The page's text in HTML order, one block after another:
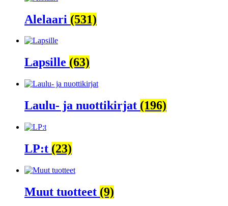
Alelaari (531)
Lapsille (63)
Laulu- ja nuottikirjat (196)
LP:t (23)
Muut tuotteet (9)